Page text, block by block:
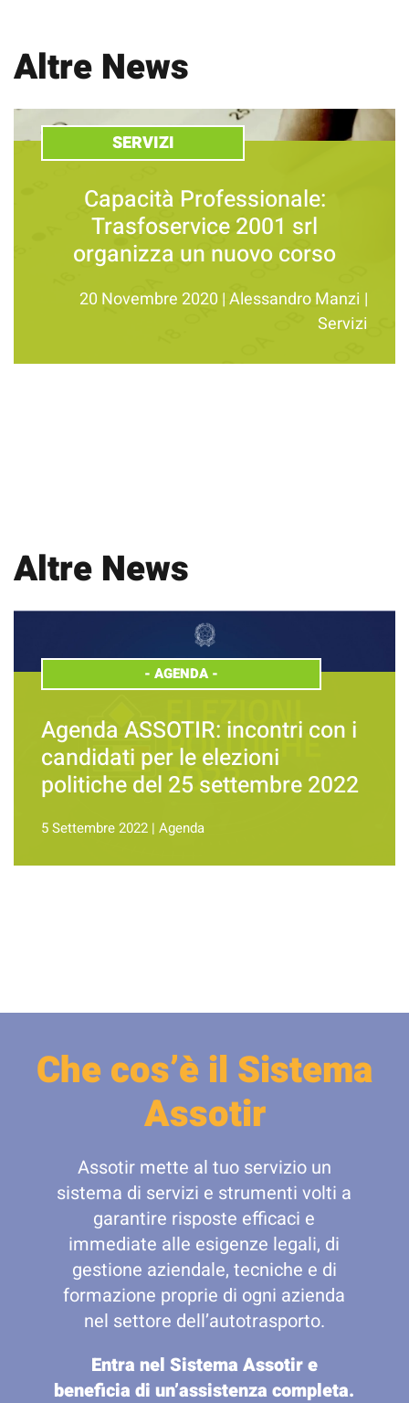
Altre News
SERVIZI
Capacità Professionale:
Trasfoservice 2001 srl
organizza un nuovo corso
20 Novembre 2020 |Alessandro Manzi |
Servizi
Altre News
- AGENDA-
Agenda ASSOTIR: incontri con i
candidati per le elezioni
politiche del 25 settembre 2022
5 Settembre 2022 | Agenda
Che cos’è il Sistema
Assotir
Assotir mette al tuo servizio un
sistema di servizi e strumenti volti a
garantire risposte efficaci e
immediate alle esigenze legali, di
gestione aziendale, tecniche e di
formazione proprie di ogni azienda
nel settore dell’autotrasporto.
Entra nel Sistema Assotir e
beneficia di un’assistenza completa.